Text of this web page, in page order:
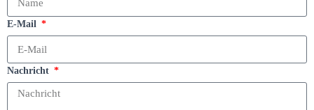
E-Mail
Nachricht